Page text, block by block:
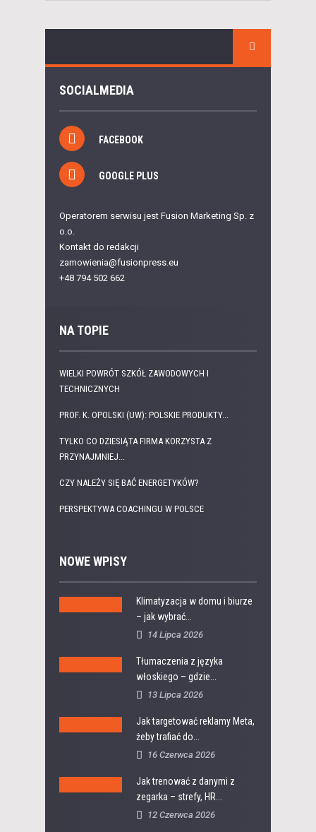
SOCIALMEDIA
FACEBOOK
GOOGLE PLUS
Operatorem serwisu jest Fusion Marketing Sp. z
o.o.
Kontakt do redakcji
zamowienia@fusionpress.eu
+48 794 502 662
NA TOPIE
WIELKI POWRÓT SZKÓŁ ZAWODOWYCH I
TECHNICZNYCH
PROF. K. OPOLSKI (UW): POLSKIE PRODUKTY...
TYLKO CO DZIESIĄTA FIRMA KORZYSTA Z
PRZYNAJMNIEJ...
CZY NALEŻY SIĘ BAĆ ENERGETYKÓW?
PERSPEKTYWA COACHINGU W POLSCE
NOWE WPISY
Klimatyzacja w domu i biurze
– jak wybrać...
14 Lipca 2026
Tłumaczenia z języka
włoskiego – gdzie...
13 Lipca 2026
Jak targetować reklamy Meta,
żeby trafiać do...
16 Czerwca 2026
Jak trenować z danymi z
zegarka – strefy, HR...
12 Czerwca 2026